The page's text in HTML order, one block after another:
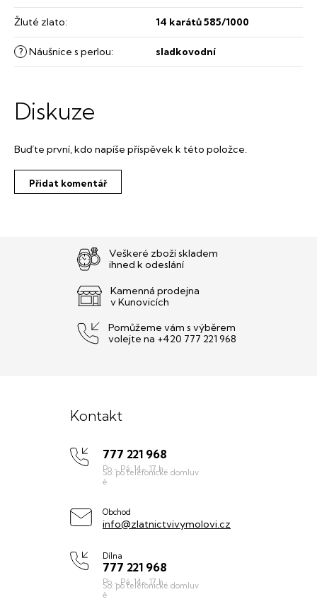
Žluté zlato: 14 karátů 585/1000
? Náušnice s perlou: sladkovodní
Diskuze
Buďte první, kdo napíše příspěvek k této položce.
Přidat komentář
Veškeré zboží skladem
ihned k odeslání
Kamenná prodejna
v Kunovicích
Pomůžeme vám s výběrem
volejte na +420 777 221 968
Kontakt
777 221 968
Obchod
info@zlatnictvivymolovi.cz
Dílna
777 221 968